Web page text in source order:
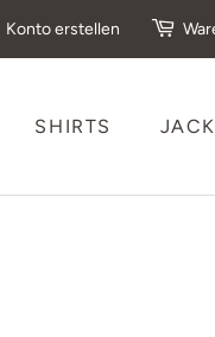
Konto erstellen
SHIRTS